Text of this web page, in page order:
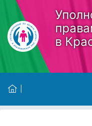
Skip to main content
в